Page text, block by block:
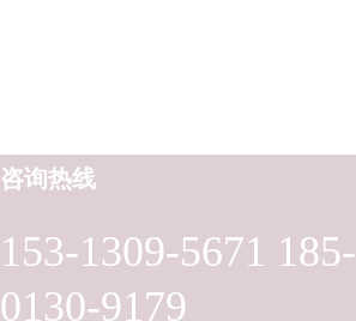
153-1309-5671 185-
0130-9179
咨询热线